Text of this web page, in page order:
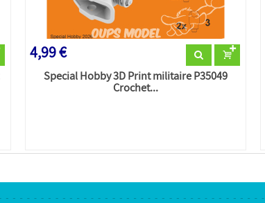
4,99 €
Special Hobby 3D Print militaire P35049
Crochet...